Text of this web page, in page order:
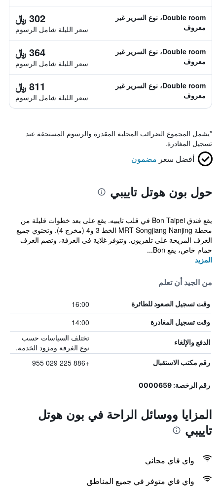
Double room، نوع السرير غير
معروف
302 ﷼
سعر الليلة شامل الرسوم
Double room، نوع السرير غير
معروف
364 ﷼
سعر الليلة شامل الرسوم
Double room، نوع السرير غير
معروف
811 ﷼
سعر الليلة شامل الرسوم
*يشمل المجموع الضرائب المحلية المقدرة والرسوم المستحقة عند
تسجيل المغادرة.
أفضل سعر مضمون
حول بون هوتل تاييبي
يقع فندق Bon Taipei في قلب تايبيه. يقع على بعد خطوات قليلة من
محطة MRT Songjiang Nanjing الخط 3 و4 (مخرج 4). وتحتوي جميع
الغرف المريحة على تلفزيون. وتتوفر غلاية في الغرفة، وتضم الغرف
حمام خاص، يقع Bon...
المزيد
من الجيد أن تعلم
وقت تسجيل الصعود للطائرة 16:00
وقت تسجيل المغادرة 14:00
الدفع والإلغاء
تختلف السياسات حسب
نوع الغرفة ومزود الخدمة.
رقم مكتب الاستقبال +886 225 029 955
رقم الرخصة: 0000659
المزايا ووسائل الراحة في بون هوتل
تاييبي
واي فاي مجاني
واي فاي متوفر في جميع المناطق